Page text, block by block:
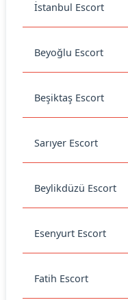
İstanbul Escort
Beyoğlu Escort
Beşiktaş Escort
Sarıyer Escort
Beylikdüzü Escort
Esenyurt Escort
Fatih Escort